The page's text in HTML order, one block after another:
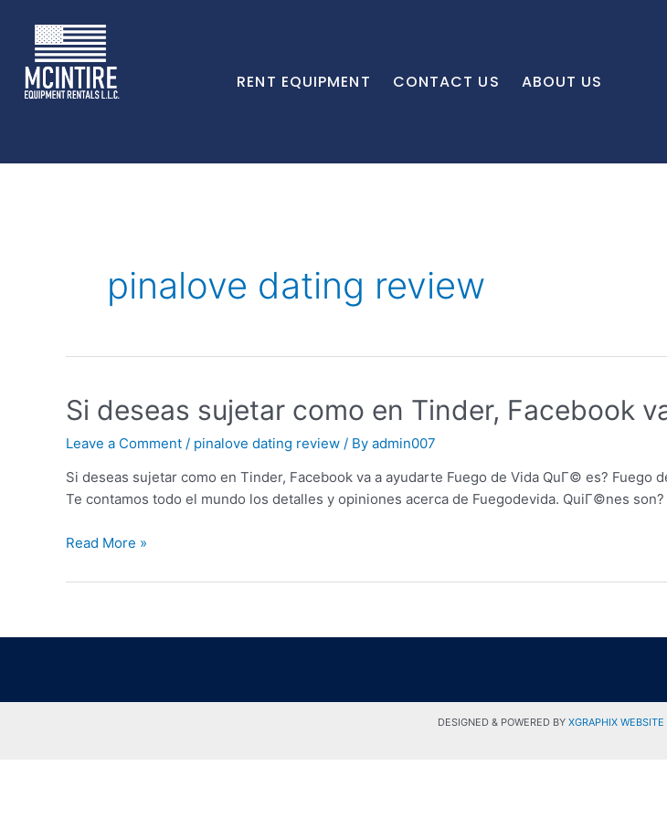
RENT EQUIPMENT CONTACT US ABOUT US
pinalove dating review
Si deseas sujetar como en Tinder, Facebook
Leave a Comment / pinalove dating review / By admin007
Si deseas sujetar como en Tinder, Facebook va a ayudarte Fuego de Vida QuГ© es? Fuego
Te contamos todo el mundo los detalles y opiniones acerca de Fuegodevida. QuiГ©nes
Read More »
DESIGNED & POWERED BY XGRAPHIX